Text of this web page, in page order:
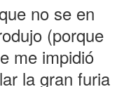
no se en
(porque
me impidió
la gran furia